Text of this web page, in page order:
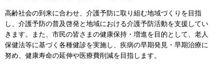
高齢社会の到来に合わせ、介護予防に取り組む地域づくりを目指
し、介護予防の普及啓発と地域における介護予防活動を支援してい
きます。また、市民の皆さまの健康保持・増進を目的として、老人
保健法等に基づく各種健診を実施し、疾病の早期発見・早期治療に
努め、健康寿命の延伸や医療費削減を目指します。